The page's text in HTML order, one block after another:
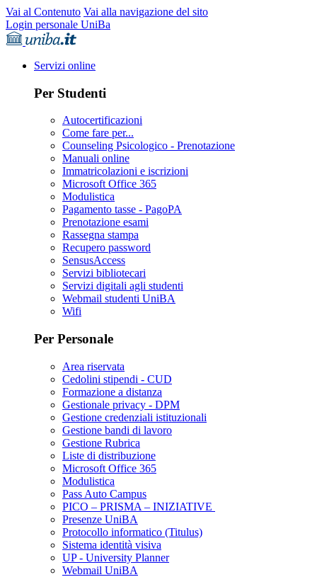
Vai al Contenuto Vai alla navigazione del sito
Login personale UniBa
Servizi online
Per Studenti
Autocertificazioni
Come fare per...
Counseling Psicologico - Prenotazione
Manuali online
Immatricolazioni e iscrizioni
Microsoft Office 365
Modulistica
Pagamento tasse - PagoPA
Prenotazione esami
Rassegna stampa
Recupero password
SensusAccess
Servizi bibliotecari
Servizi digitali agli studenti
Webmail studenti UniBA
Wifi
Per Personale
Area riservata
Cedolini stipendi - CUD
Formazione a distanza
Gestionale privacy - DPM
Gestione credenziali istituzionali
Gestione bandi di lavoro
Gestione Rubrica
Liste di distribuzione
Microsoft Office 365
Modulistica
Pass Auto Campus
PICO – PRISMA – INIZIATIVE
Presenze UniBA
Protocollo informatico (Titulus)
Sistema identità visiva
UP - University Planner
Webmail UniBA